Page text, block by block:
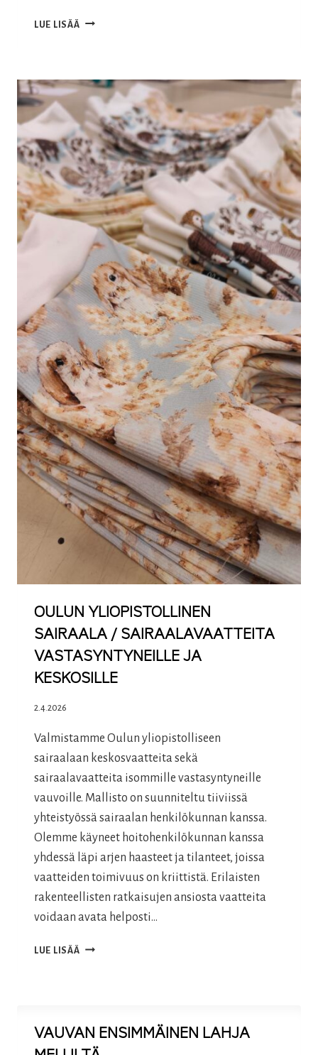
LUE LISÄÄ MAASEUDUN
–
KOTIMAISET
VAUVAN
BODYT
JUHLISTAMAAN
UUSIA
ALKUJA
OULUN YLIOPISTOLLINEN
SAIRAALA / SAIRAALAVAATTEITA
VASTASYNTYNEILLE JA
KESKOSILLE
2.4.2026
Valmistamme Oulun yliopistolliseen
sairaalaan keskosvaatteita sekä
sairaalavaatteita isommille vastasyntyneille
vauvoille. Mallisto on suunniteltu tiiviissä
yhteistyössä sairaalan henkilökunnan kanssa.
Olemme käyneet hoitohenkilökunnan kanssa
yhdessä läpi arjen haasteet ja tilanteet, joissa
vaatteiden toimivuus on kriittistä. Erilaisten
rakenteellisten ratkaisujen ansiosta vaatteita
voidaan avata helposti…
LUE LISÄÄ OULUN
VASTASYNTYNEILLE
VAUVAN ENSIMMÄINEN LAHJA